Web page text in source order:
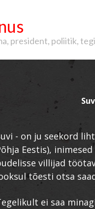
president, poliitik,
- on ju seekord
Eestis),
villijad
tõesti otsa
ei saa